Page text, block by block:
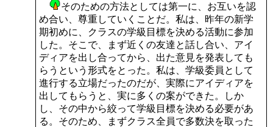
そのための方法としては第一に、お互いを認
め合い、尊重していくことだ。私は、昨年の新学
期初めに、クラスの学級目標を決める活動に参加
した。そこで、まず近くの友達と話し合い、アイ
ディアを出し合ってから、出た意見を発表しても
らうという形式をとった。私は、学級委員として
進行する立場だったのだが、実際にアイディアを
出してもらうと、実に多くの案ができた。しか
し、その中から絞って学級目標を決める必要があ
る。そのため、まずクラス全員で多数決を取った